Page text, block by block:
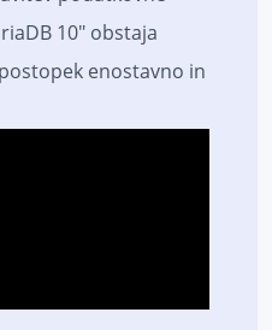
10" obstaja
enostavno in